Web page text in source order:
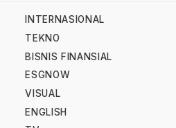
INTERNASIONAL
TEKNO
BISNIS FINANSIAL
ESGNOW
VISUAL
ENGLISH